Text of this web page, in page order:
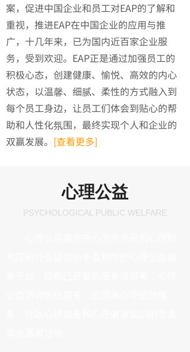
案，促进中国企业和员工对EAP的了解和
重视，推进EAP在中国企业的应用与推
广，十几年来，已为国内近百家企业服
务，受到欢迎。EAP正是通过加强员工的
积极心态，创建健康、愉悦、高效的内心
状态，以温馨、细腻、柔性的方式融入到
每个员工身边，让员工们体会到贴心的帮
助和人性化氛围，最终实现个人和企业的
双赢发展。 [查看更多]
PSYCHOLOGICAL PUBLIC WELFARE
心理公益